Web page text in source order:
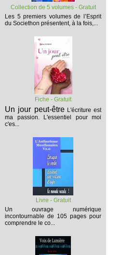
Collection de 5 volumes - Gratuit
Les 5 premiers volumesde l’Esprit
du Societhon présentent, à la fois,...
Fiche - Gratuit
Un jour peut-être L'écriture est
ma passion. L'essentiel pour moi
c'es...
Livre - Gratuit
Un ouvrage numérique
incontournable de 105 pages pour
comprendre le co...